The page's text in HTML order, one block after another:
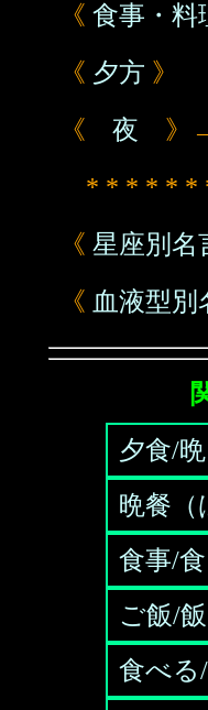
《 食事・料
《 夕方 》
《 夜 》
* * * * * *
《 星座別名
《 血液型別
夕食/
晩餐（
食事/食
ご飯/
食べる